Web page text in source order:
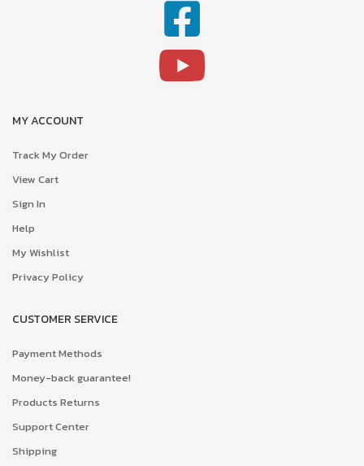
MY ACCOUNT
Track My Order
View Cart
Sign In
Help
My Wishlist
Privacy Policy
CUSTOMER SERVICE
Payment Methods
Money-back guarantee!
Products Returns
Support Center
Shipping